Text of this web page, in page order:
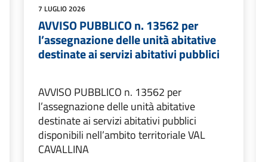
7 LUGLIO 2026
AVVISO PUBBLICO n. 13562 per
l’assegnazione delle unità abitative
destinate ai servizi abitativi pubblici
AVVISO PUBBLICO n. 13562 per
l’assegnazione delle unità abitative
destinate ai servizi abitativi pubblici
disponibili nell’ambito territoriale VAL
CAVALLINA